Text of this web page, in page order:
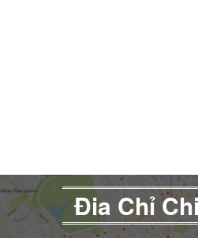
Đia Chỉ